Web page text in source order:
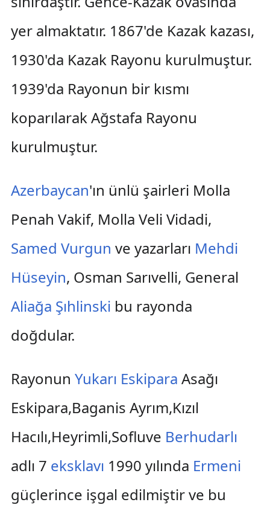
yer almaktatır. 1867'de Kazak kazası,
1930'da Kazak Rayonu kurulmuştur.
1939'da Rayonun bir kısmı
koparılarak Ağstafa Rayonu
kurulmuştur.
Azerbaycan'ın ünlü şairleri Molla
Penah Vakif, Molla Veli Vidadi,
Samed Vurgun ve yazarları Mehdi
Hüseyin, Osman Sarıvelli, General
Aliağa Şıhlinski bu rayonda
doğdular.
Rayonun Yukarı Eskipara Asağı
Eskipara,Baganis Ayrım,Kızıl
Hacılı,Heyrimli,Sofluve Berhudarlı
adlı 7 eksklavı 1990 yılında Ermeni
güçlerince işgal edilmiştir ve bu